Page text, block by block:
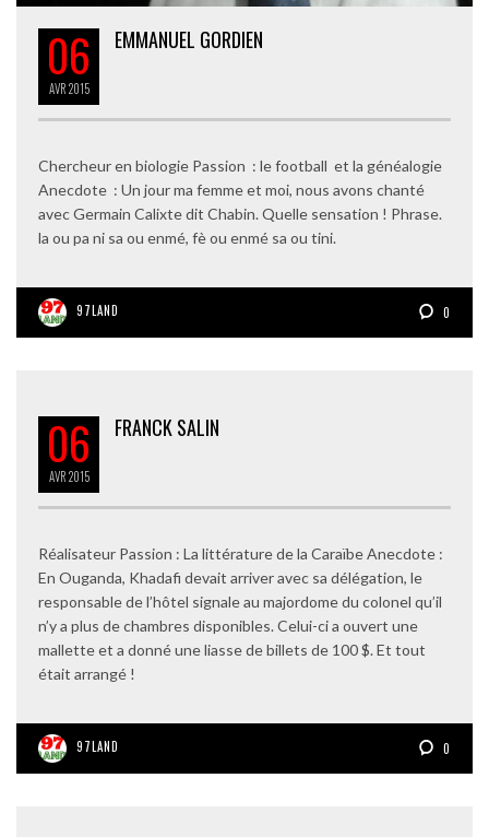
06
AVR2015
EMMANUEL GORDIEN
Chercheur en biologie Passion : le football et la généalogie
Anecdote : Un jour ma femme et moi, nous avons chanté
avec Germain Calixte dit Chabin. Quelle sensation ! Phrase.
la ou pa ni sa ou enmé, fè ou enmé sa ou tini.
97LAND 0
06
AVR2015
FRANCK SALIN
Réalisateur Passion : La littérature de la Caraïbe Anecdote :
En Ouganda, Khadafi devait arriver avec sa délégation, le
responsable de l’hôtel signale au majordome du colonel qu’il
n’y a plus de chambres disponibles. Celui-ci a ouvert une
mallette et a donné une liasse de billets de 100 $. Et tout
était arrangé !
97LAND 0